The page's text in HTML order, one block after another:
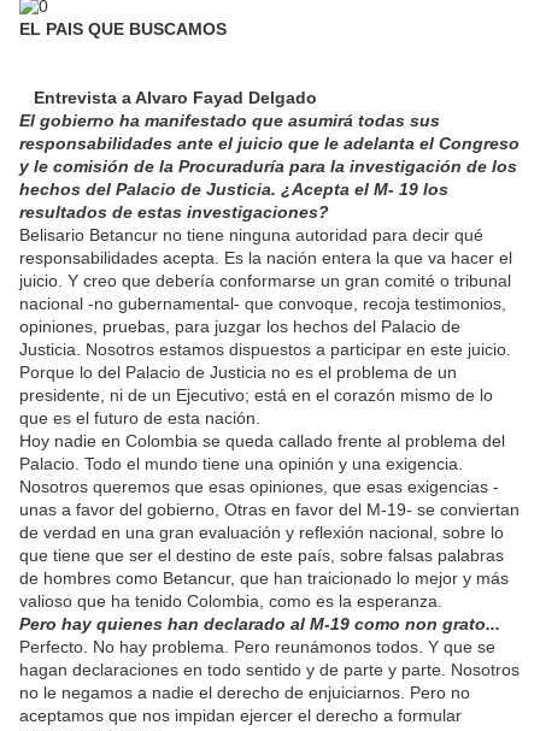
EL PAIS QUE BUSCAMOS
Entrevista a Alvaro Fayad Delgado
El gobierno ha manifestado que asumirá todas sus
responsabilidades ante el juicio que le adelanta el Congreso
y le comisión de la Procuraduría para la investigación de los
hechos del Palacio de Justicia. ¿Acepta el M- 19 los
resultados de estas investigaciones?
Belisario Betancur no tiene ninguna autoridad para decir qué
responsabilidades acepta. Es la nación entera la que va hacer el
juicio. Y creo que debería conformarse un gran comité o tribunal
nacional -no gubernamental- que convoque, recoja testimonios,
opiniones, pruebas, para juzgar los hechos del Palacio de
Justicia. Nosotros estamos dispuestos a participar en este juicio.
Porque lo del Palacio de Justicia no es el problema de un
presidente, ni de un Ejecutivo; está en el corazón mismo de lo
que es el futuro de esta nación.
Hoy nadie en Colombia se queda callado frente al problema del
Palacio. Todo el mundo tiene una opinión y una exigencia.
Nosotros queremos que esas opiniones, que esas exigencias -
unas a favor del gobierno, Otras en favor del M-19- se conviertan
de verdad en una gran evaluación y reflexión nacional, sobre lo
que tiene que ser el destino de este país, sobre falsas palabras
de hombres como Betancur, que han traicionado lo mejor y más
valioso que ha tenido Colombia, como es la esperanza.
Pero hay quienes han declarado al M-19 como non grato...
Perfecto. No hay problema. Pero reunámonos todos. Y que se
hagan declaraciones en todo sentido y de parte y parte. Nosotros
no le negamos a nadie el derecho de enjuiciarnos. Pero no
aceptamos que nos impidan ejercer el derecho a formular